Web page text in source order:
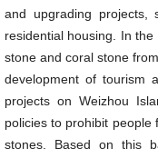
and upgrading
residential housing. In
stone and coral stone
development of tourism
projects on Weizhou
policies to prohibit people
stones. Based on this